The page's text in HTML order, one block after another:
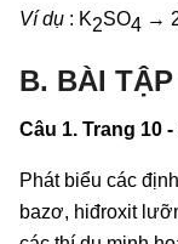
Ví dụ : K2SO4 →
B. BÀI
Câu 1. Trang 10
Phát biểu các
bazơ, hiđroxit